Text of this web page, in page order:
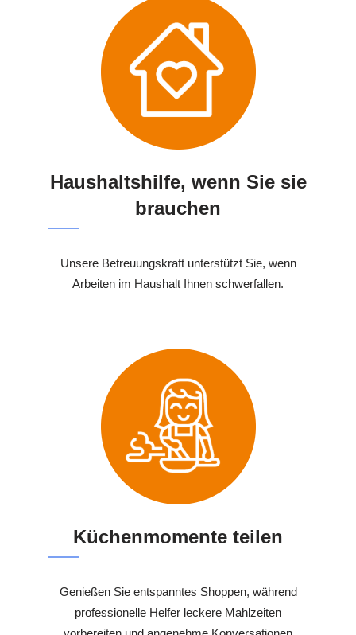
Haushaltshilfe, wenn Sie sie
brauchen
Unsere Betreuungskraft unterstützt Sie, wenn
Arbeiten im Haushalt Ihnen schwerfallen.
Küchenmomente teilen
Genießen Sie entspanntes Shoppen, während
professionelle Helfer leckere Mahlzeiten